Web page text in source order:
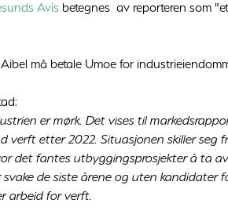
Avis betegnes av reporteren som
må betale Umoe for
er mørk. Det vises til
verft etter 2022. Situasjonen skiller seg
det fantes utbyggingsprosjekter å ta
svake de siste årene og uten
arbeid for verft.